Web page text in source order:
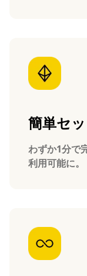
簡単セ
わずか1分で
利用可能に。